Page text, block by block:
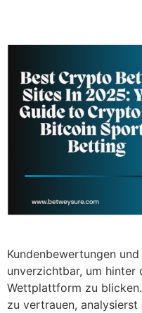
Kundenbewertungen
unverzichtbar, um hinter
Wettplattform zu
zu vertrauen,